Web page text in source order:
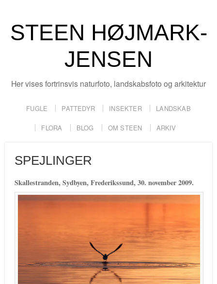
STEEN HØJMARK-
JENSEN
Her vises fortrinsvis naturfoto, landskabsfoto og arkitektur
FUGLE PATTEDYR INSEKTER LANDSKAB
FLORA BLOG OM STEEN ARKIV
SPEJLINGER
Skallestranden, Sydbyen, Frederikssund, 30. november 2009.